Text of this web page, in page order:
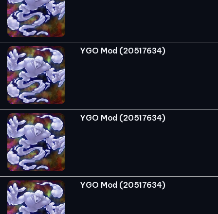
YGO Mod (20517634)
YGO Mod (20517634)
YGO Mod (20517634)